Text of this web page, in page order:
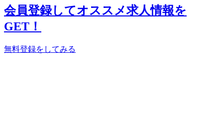
会員登録してオススメ求人情報を
GET！
無料登録をしてみる